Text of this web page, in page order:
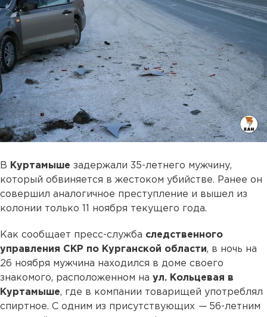
В Куртамыше задержали 35-летнего мужчину,
который обвиняется в жестоком убийстве. Ранее он
совершил аналогичное преступление и вышел из
колонии только 11 ноября текущего года.
Как сообщает пресс-служба следственного
управления СКР по Курганской области, в ночь на
26 ноября мужчина находился в доме своего
знакомого, расположенном на ул. Кольцевая в
Куртамыше, где в компании товарищей употреблял
спиртное. С одним из присутствующих —56-летним